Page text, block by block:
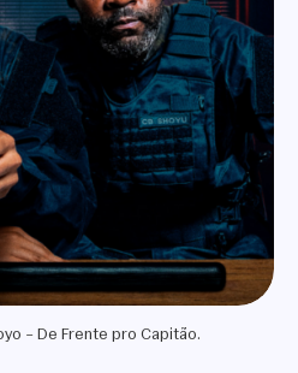
– De Frente pro Capitão.